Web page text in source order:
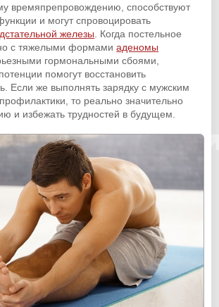
времяпрепровождению, способствуют
и могут спровоцировать
железы . Когда постельное
с тяжелыми формамиаденомы
гормональными сбоями,
помогут восстановить
Если же выполнять зарядку с мужским
то реально значительно
и избежать трудностей в будущем.